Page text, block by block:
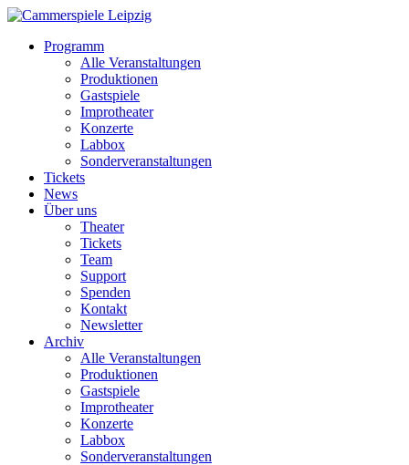
Programm
Alle Veranstaltungen
Produktionen
Gastspiele
Improtheater
Konzerte
Labbox
Sonderveranstaltungen
Tickets
News
Über uns
Theater
Tickets
Team
Support
Spenden
Kontakt
Newsletter
Archiv
Alle Veranstaltungen
Produktionen
Gastspiele
Improtheater
Konzerte
Labbox
Sonderveranstaltungen